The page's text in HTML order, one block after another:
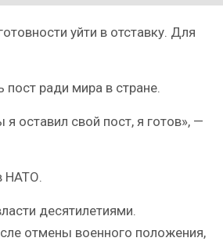
уйти в отставку. Для
ради мира в стране.
оставил свой пост, я готов», —
НАТО.
десятилетиями.
отмены военного положения,